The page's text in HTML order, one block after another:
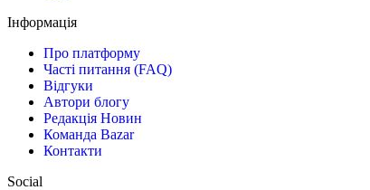
Інформація
Про платформу
Часті питання (FAQ)
Відгуки
Автори блогу
Редакція Новин
Команда Bazar
Контакти
Social